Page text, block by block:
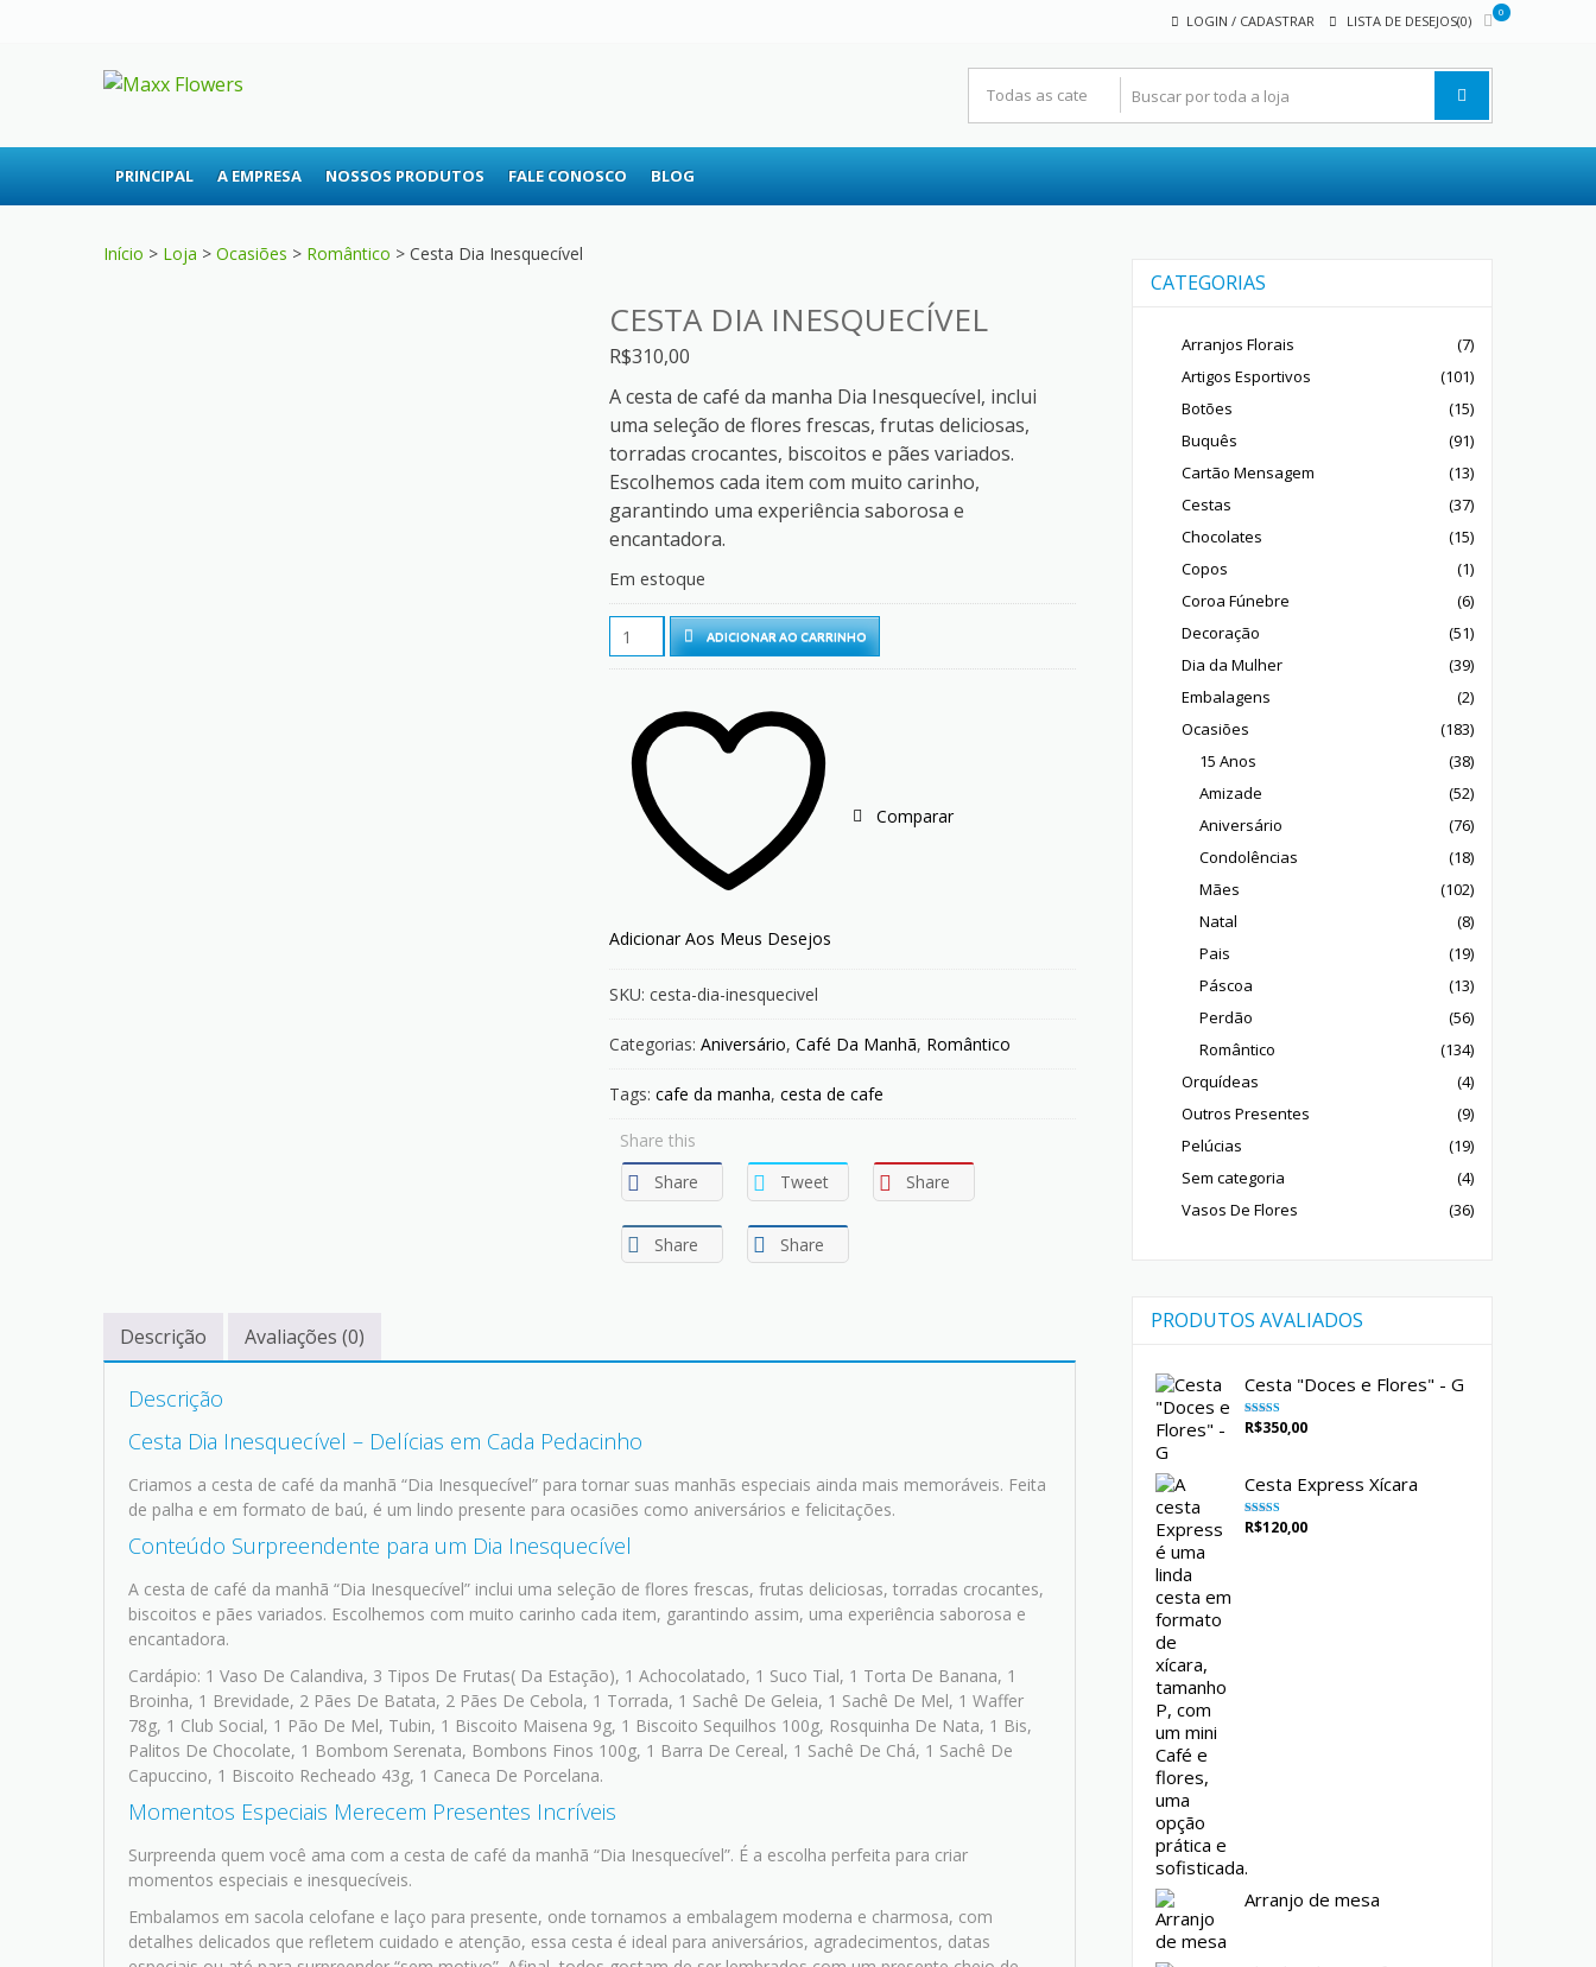
LOGIN / CADASTRAR LISTA DE DESEJOS(0)
0
PRINCIPAL A EMPRESA NOSSOS PRODUTOS FALE CONOSCO BLOG
Início > Loja > Ocasiões > Romântico > Cesta Dia Inesquecível
CESTA DIA INESQUECÍVEL
R$310,00
A cesta de café da manha Dia Inesquecível, inclui
uma seleção de flores frescas, frutas deliciosas,
torradas crocantes, biscoitos e pães variados.
Escolhemos cada item com muito carinho,
garantindo uma experiência saborosa e
encantadora.
Em estoque
Cesta
Dia
quantity
ADICIONAR AO CARRINHO
Adicionar Aos Meus Desejos
Comparar
SKU: cesta-dia-inesquecivel
Categorias: Aniversário, Café Da Manhã, Romântico
Tags: cafe da manha, cesta de cafe
Share this
Share
Tweet Share
Share Share
Descrição Avaliações (0)
Descrição
Cesta Dia Inesquecível – Delícias em Cada Pedacinho
Criamos a cesta de café da manhã “Dia Inesquecível” para tornar suas manhãs especiais ainda mais memoráveis. Feita
de palha e em formato de baú, é um lindo presente para ocasiões como aniversários e felicitações.
Conteúdo Surpreendente para um Dia Inesquecível
A cesta de café da manhã “Dia Inesquecível” inclui uma seleção de flores frescas, frutas deliciosas, torradas crocantes,
biscoitos e pães variados. Escolhemos com muito carinho cada item, garantindo assim, uma experiência saborosa e
encantadora.
Cardápio: 1 Vaso De Calandiva, 3 Tipos De Frutas( Da Estação), 1 Achocolatado, 1 Suco Tial, 1 Torta De Banana, 1
Broinha, 1 Brevidade, 2 Pães De Batata, 2 Pães De Cebola, 1 Torrada, 1 Sachê De Geleia, 1 Sachê De Mel, 1 Waffer
78g, 1 Club Social, 1 Pão De Mel, Tubin, 1 Biscoito Maisena 9g, 1 Biscoito Sequilhos 100g, Rosquinha De Nata, 1 Bis,
Palitos De Chocolate, 1 Bombom Serenata, Bombons Finos 100g, 1 Barra De Cereal, 1 Sachê De Chá, 1 Sachê De
Capuccino, 1 Biscoito Recheado 43g, 1 Caneca De Porcelana.
Momentos Especiais Merecem Presentes Incríveis
Surpreenda quem você ama com a cesta de café da manhã “Dia Inesquecível”. É a escolha perfeita para criar
momentos especiais e inesquecíveis.
Embalamos em sacola celofane e laço para presente, onde tornamos a embalagem moderna e charmosa, com
detalhes delicados que refletem cuidado e atenção, essa cesta é ideal para aniversários, agradecimentos, datas
CATEGORIAS
Arranjos Florais
(7)
Artigos Esportivos
(101)
Botões
(15)
Buquês
(91)
Cartão Mensagem
(13)
Cestas
(37)
Chocolates
(15)
Copos
(1)
Coroa Fúnebre
(6)
Decoração
(51)
Dia da Mulher
(39)
Embalagens
(2)
Ocasiões
(183)
15 Anos
(38)
Amizade
(52)
Aniversário
(76)
Condolências
(18)
Mães
(102)
Natal
(8)
Pais
(19)
Páscoa
(13)
Perdão
(56)
Romântico
(134)
Orquídeas
(4)
Outros Presentes
(9)
Pelúcias
(19)
Sem categoria
(4)
Vasos De Flores
(36)
PRODUTOS AVALIADOS
Cesta "Doces e Flores" - G
Avaliação
5.00de 5
R$350,00
Cesta Express Xícara
Avaliação
5.00 de 5
R$120,00
Arranjo de mesa